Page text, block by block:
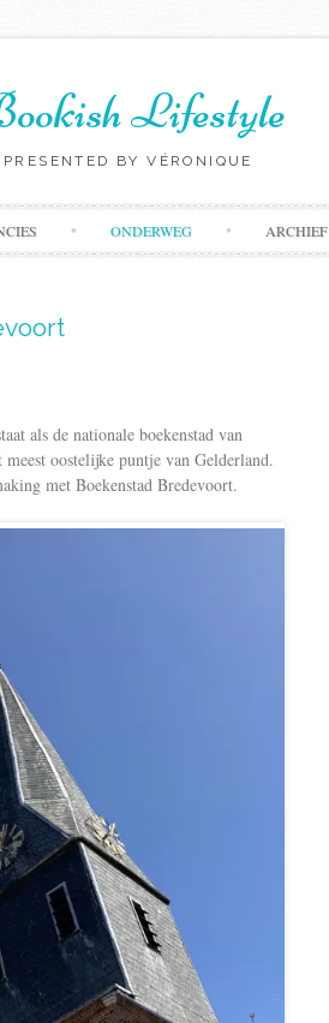
Lifestyle
PRESENTED BY VÉRONIQUE
Skip
to
ONDERWEG ARCHIEF
als de nationale boekenstad van
oostelijke puntje van Gelderland.
met Boekenstad Bredevoort.